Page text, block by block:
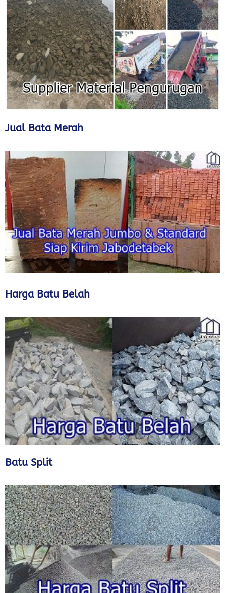
Jual Bata Merah
Harga Batu Belah
Batu Split